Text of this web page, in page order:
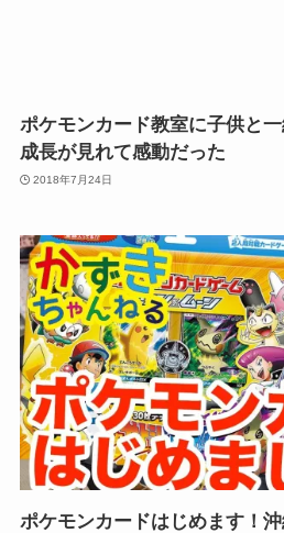
ポケモンカード教室に子供と
成長が見れて感動だった
2018年7月24日
ポケモンカードはじめます！